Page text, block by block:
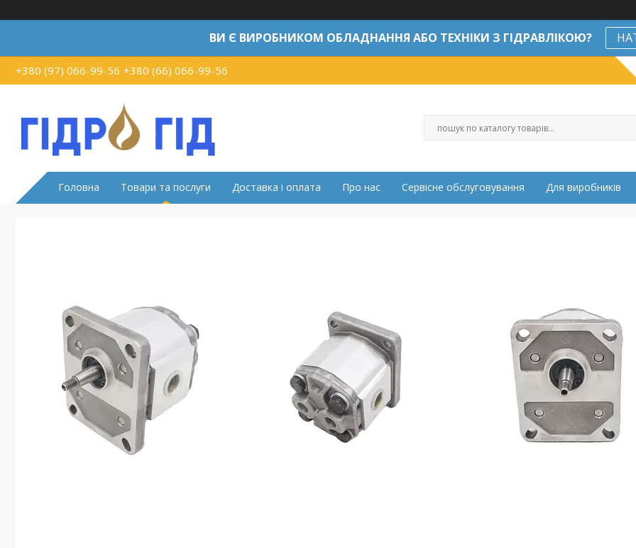
ВИ Є ВИРОБНИКОМ ОБЛАДНАННЯ АБО ТЕХНІКИ З ГІДРАВЛІКОЮ?
+380 (97) 066-99-56 +380 (66) 066-99-56
Головна Товари та послуги Доставка і оплата Про нас Сервісне обслуговування Для виробників